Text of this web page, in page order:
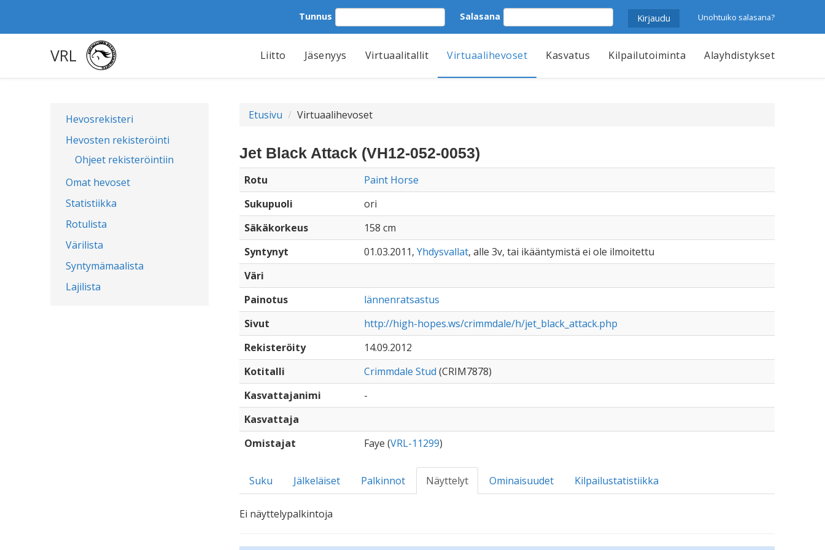
Tunnus Salasana Unohtuiko salasana?
VRL Liitto Jäsenyys Virtuaalitallit Virtuaalihevoset Kasvatus Kilpailutoiminta Alayhdistykset
Hevosrekisteri
Hevosten rekisteröinti
Ohjeet rekisteröintiin
Omat hevoset
Statistiikka
Rotulista
Värilista
Syntymämaalista
Lajilista
Etusivu Virtuaalihevoset
Jet Black Attack (VH12-052-0053)
Rotu
Paint Horse
Sukupuoli
ori
Säkäkorkeus
158 cm
Syntynyt
01.03.2011, Yhdysvallat, alle 3v, tai ikääntymistä ei ole ilmoitettu
Väri
Painotus
lännenratsastus
Sivut
http://high-hopes.ws/crimmdale/h/jet_black_attack.php
Rekisteröity
14.09.2012
Kotitalli
Crimmdale Stud (CRIM7878)
Kasvattajanimi
-
Kasvattaja
Omistajat
Faye (VRL-11299)
Suku Jälkeläiset Palkinnot Näyttelyt Ominaisuudet Kilpailustatistiikka
Ei näyttelypalkintoja